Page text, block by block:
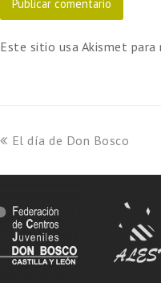
Este sitio usa Akismet para
El día de Don Bosco